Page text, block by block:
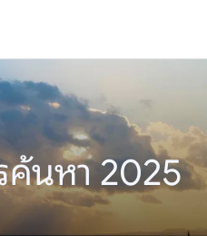
นหา 2025